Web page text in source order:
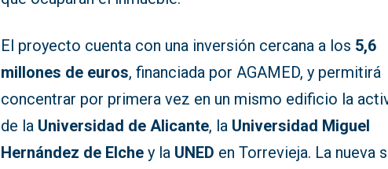
El proyecto cuenta con una inversión cercana a los 5,6
millones de euros, financiada por AGAMED, y permitirá
concentrar por primera vez en un mismo edificio la
de la Universidad de Alicante, la Universidad Miguel
Hernández de Elche y la UNED en Torrevieja. La nueva